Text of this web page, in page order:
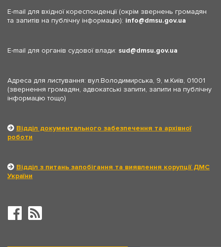
E-mail для вхідної кореспонденції (окрім звернень громадян
та запитів на публічну інформацію): info dmsu.gov.ua
E-mail для органів судової влади: sud dmsu.gov.ua
Адреса для листування: вул.Володимирська, 9, м.Київ, 01001
(звернення громадян, адвокатські запити, запити на публічну
інформацію тощо)
Відділ документального забезпечення та архівної
роботи
Відділ з питань запобігання та виявлення корупції ДМС
України